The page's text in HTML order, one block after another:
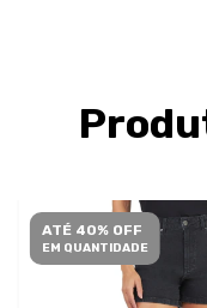
ATÉ 40% OFF
EM QUANTIDADE